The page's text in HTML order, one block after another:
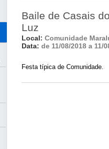
Baile de Casais
Luz
Local: Comunidade
Data: de 11/08/2018 a 11/
Festa típica de Comunidade.